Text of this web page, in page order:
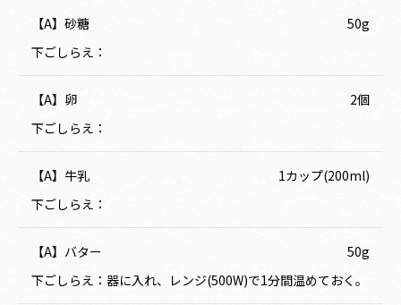
【A】砂糖
50g
下ごしらえ：
【A】卵
2個
下ごしらえ：
【A】牛乳
1カップ(200ml)
下ごしらえ：
【A】バター
50g
下ごしらえ：器に入れ、レンジ(500W)で1分間温めておく。